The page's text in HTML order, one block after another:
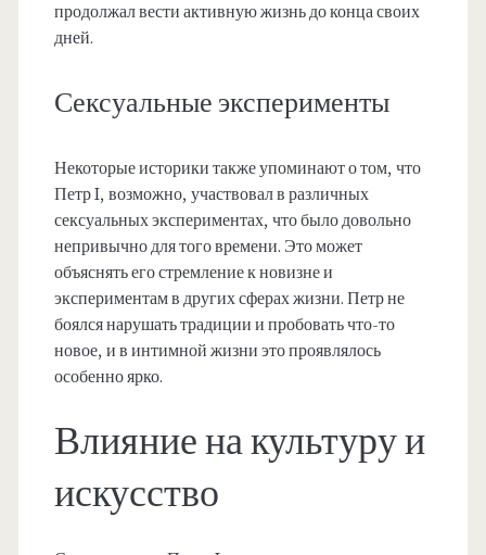
продолжал вести активную жизнь до конца своих
дней.
Сексуальные эксперименты
Некоторые историки также упоминают о том, что
Петр I, возможно, участвовал в различных
сексуальных экспериментах, что было довольно
непривычно для того времени. Это может
объяснять его стремление к новизне и
экспериментам в других сферах жизни. Петр не
боялся нарушать традиции и пробовать что-то
новое, и в интимной жизни это проявлялось
особенно ярко.
Влияние на культуру и
искусство